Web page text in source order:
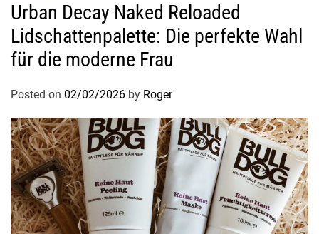
e
g
n
i
t
Urban Decay Naked Reloaded
Lidschattenpalette: Die perfekte Wahl
für die moderne Frau
Posted on 02/02/2026 by Roger